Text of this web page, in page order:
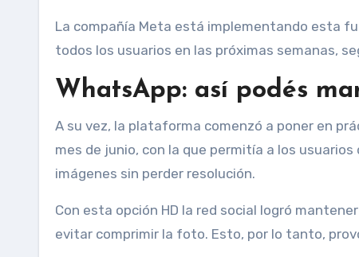
La compañía Meta está implementando esta
todos los usuarios en las próximas semanas,
WhatsApp: así podés
A su vez, la plataforma comenzó a poner en
mes de junio, con la que permitía a los
imágenes sin perder resolución.
Con esta opción HD la red social logró
evitar comprimir la foto. Esto, por lo tanto,